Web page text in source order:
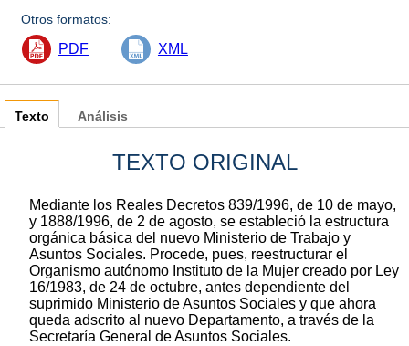
Otros formatos:
PDF XML
Texto
TEXTO ORIGINAL
Mediante los Reales Decretos 839/1996, de 10 de mayo,
y 1888/1996, de 2 de agosto, se estableció la estructura
orgánica básica del nuevo Ministerio de Trabajo y
Asuntos Sociales. Procede, pues, reestructurar el
Organismo autónomo Instituto de la Mujer creado por Ley
16/1983, de 24 de octubre, antes dependiente del
suprimido Ministerio de Asuntos Sociales y que ahora
queda adscrito al nuevo Departamento, a través de la
Secretaría General de Asuntos Sociales.
Análisis